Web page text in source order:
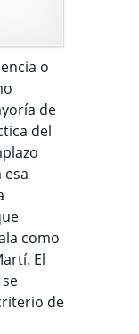
o
de
del
esa
como
El
de